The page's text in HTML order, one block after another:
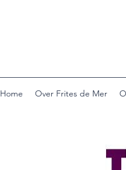
Home Over Frites de Mer